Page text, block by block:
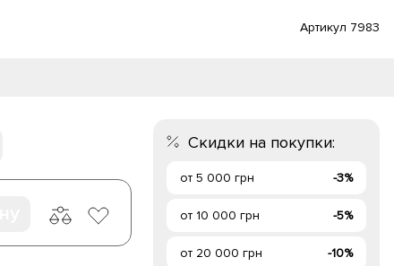
Артикул 7983
Скидки на покупки:
от 5 000 грн -3%
от 10 000 грн -5%
от 20 000 грн -10%